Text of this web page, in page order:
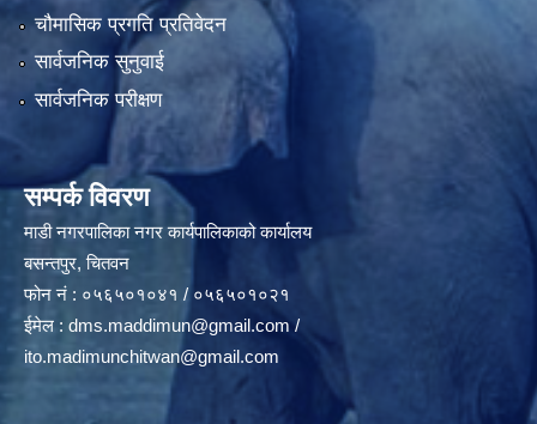
चौमासिक प्रगति प्रतिवेदन
सार्वजनिक सुनुवाई
सार्वजनिक परीक्षण
सम्पर्क विवरण
माडी नगरपालिका नगर कार्यपालिकाको कार्यालय
बसन्तपुर, चितवन
फोन नं : ०५६५०१०४१ / ०५६५०१०२१
ईमेल : dms.maddimun@gmail.com/
ito.madimunchitwan@gmail.com